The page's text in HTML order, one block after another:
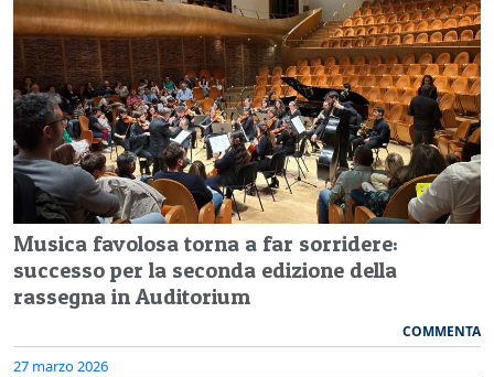
Musica favolosa torna a far sorridere:
successo per la seconda edizione della
rassegna in Auditorium
COMMENTA
27 marzo 2026